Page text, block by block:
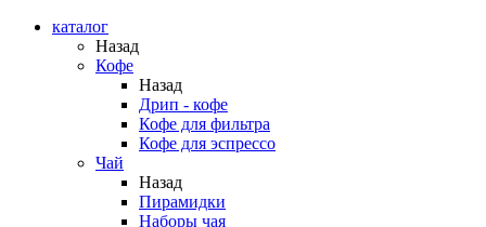
каталог
Назад
Кофе
Назад
Дрип - кофе
Кофе для фильтра
Кофе для эспрессо
Чай
Назад
Пирамидки
Наборы чая